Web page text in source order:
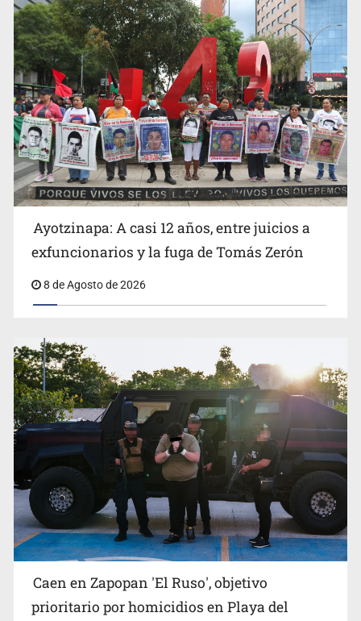
OPS alerta por aumento de casos de sarampión en
México y otros tres países de Ámerica
Ayotzinapa: A casi 12 años, entre juicios a
exfuncionarios y la fuga de Tomás Zerón
8 de Agosto de 2026
Caen en Zapopan 'El Ruso', objetivo
prioritario por homicidios en Playa del